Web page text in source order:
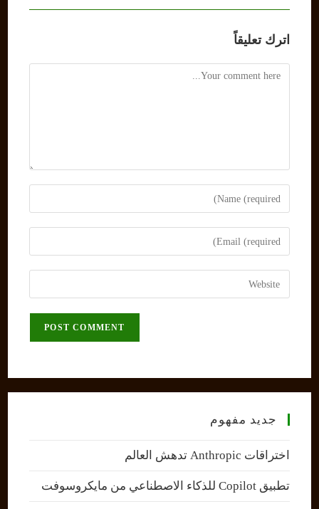
اترك تعليقاً
Comment
Enter
your
name
comment
Enter
your
email
address
Enter
your
جديد مفهوم
اختراقات Anthropic تدهش العالم
تطبيق Copilot للذكاء الاصطناعي من مايكروسوفت